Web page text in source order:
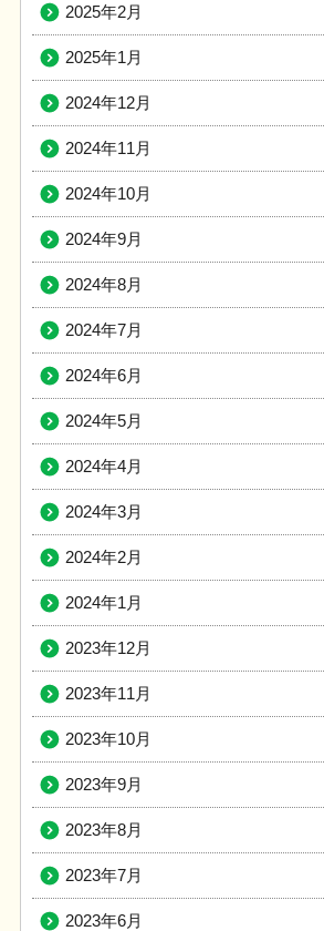
2025年2月
2025年1月
2024年12月
2024年11月
2024年10月
2024年9月
2024年8月
2024年7月
2024年6月
2024年5月
2024年4月
2024年3月
2024年2月
2024年1月
2023年12月
2023年11月
2023年10月
2023年9月
2023年8月
2023年7月
2023年6月